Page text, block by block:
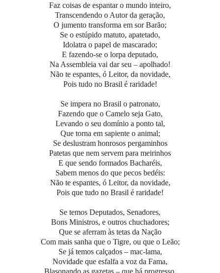
Faz coisas de espantar o mundo inteiro,
Transcendendo o Autor da geração,
O jumento transforma em sor Barão;
Se o estúpido matuto, apatetado,
Idolatra o papel de mascarado;
E fazendo-se o lorpa deputado,
Na Assembleia vai dar seu – apolhado!
Não te espantes, ó Leitor, da novidade,
Pois tudo no Brasil é raridade!
Se impera no Brasil o patronato,
Fazendo que o Camelo seja Gato,
Levando o seu domínio a ponto tal,
Que torna em sapiente o animal;
Se deslustram honrosos pergaminhos
Patetas que nem servem para meirinhos
E que sendo formados Bacharéis,
Sabem menos do que pecos bedéis:
Não te espantes, ó Leitor, da novidade,
Pois que tudo no Brasil é raridade!
Se temos Deputados, Senadores,
Bons Ministros, e outros chuchadores;
Que se aferram às tetas da Nação
Com mais sanha que o Tigre, ou que o Leão;
Se já temos calçados – mac-lama,
Novidade que esfalfa a voz da Fama,
Blasonando as gazetas – que há progresso,